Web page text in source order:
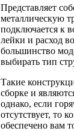
Представляет
металлическую
подключается к
лейки и расход
большинство
выбирать тип
Такие
сборке и
однако, если
отсутствует, то
обеспечено вам